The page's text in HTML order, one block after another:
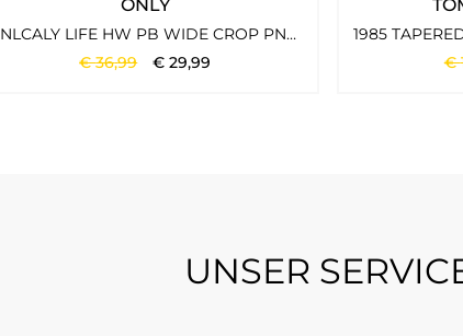
ONLY
ONLCALY LIFE HW PB WIDE CROP PNT NOOS BLACK 1
€36,99 €29,99
€
UNSER